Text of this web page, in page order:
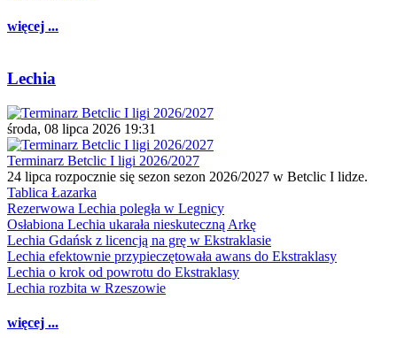
więcej ...
Lechia
środa, 08 lipca 2026 19:31
Terminarz Betclic I ligi 2026/2027
24 lipca rozpocznie się sezon sezon 2026/2027 w Betclic I lidze.
Tablica Łazarka
Rezerwowa Lechia poległa w Legnicy
Osłabiona Lechia ukarała nieskuteczną Arkę
Lechia Gdańsk z licencją na grę w Ekstraklasie
Lechia efektownie przypieczętowała awans do Ekstraklasy
Lechia o krok od powrotu do Ekstraklasy
Lechia rozbita w Rzeszowie
więcej ...